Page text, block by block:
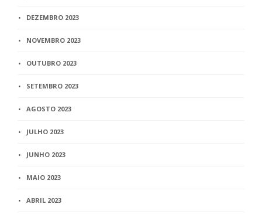
DEZEMBRO 2023
NOVEMBRO 2023
OUTUBRO 2023
SETEMBRO 2023
AGOSTO 2023
JULHO 2023
JUNHO 2023
MAIO 2023
ABRIL 2023